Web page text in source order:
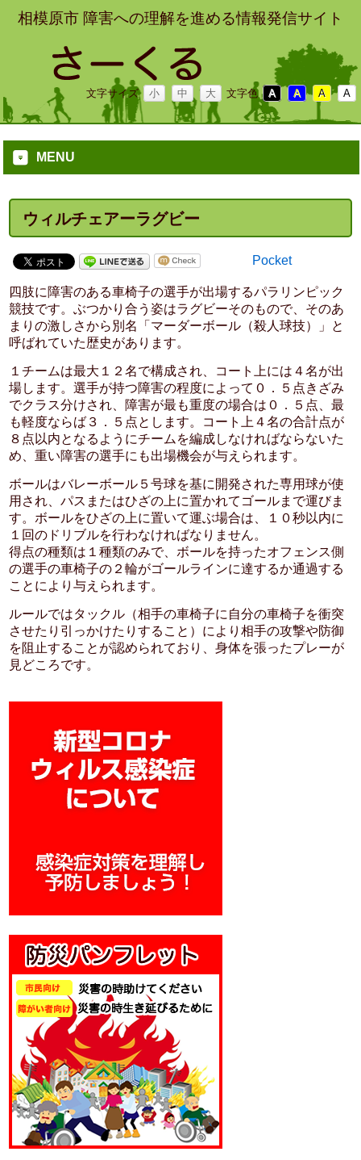
相模原市 障害への理解を進める情報発信サイト
文字サイズ 小 中 大 文字色 A A A A
MENU
ウィルチェアーラグビー
Pocket
四肢に障害のある車椅子の選手が出場するパラリンピック
競技です。ぶつかり合う姿はラグビーそのもので、そのあ
まりの激しさから別名「マーダーボール（殺人球技）」と
呼ばれていた歴史があります。
１チームは最大１２名で構成され、コート上には４名が出
場します。選手が持つ障害の程度によって０．５点きざみ
でクラス分けされ、障害が最も重度の場合は０．５点、最
も軽度ならば３．５点とします。コート上４名の合計点が
８点以内となるようにチームを編成しなければならないた
め、重い障害の選手にも出場機会が与えられます。
ボールはバレーボール５号球を基に開発された専用球が使
用され、パスまたはひざの上に置かれてゴールまで運びま
す。ボールをひざの上に置いて運ぶ場合は、１０秒以内に
１回のドリブルを行わなければなりません。
得点の種類は１種類のみで、ボールを持ったオフェンス側
の選手の車椅子の２輪がゴールラインに達するか通過する
ことにより与えられます。
ルールではタックル（相手の車椅子に自分の車椅子を衝突
させたり引っかけたりすること）により相手の攻撃や防御
を阻止することが認められており、身体を張ったプレーが
見どころです。